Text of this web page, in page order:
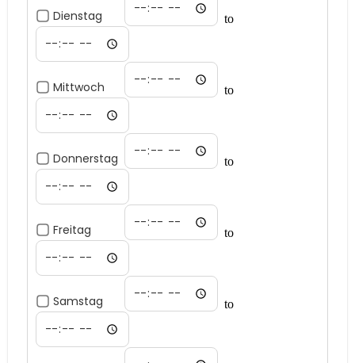
Dienstag to
Mittwoch to
Donnerstag to
Freitag to
Samstag to